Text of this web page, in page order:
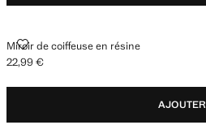
Miroir de coiffeuse en résine
MIROIR DE COIFFEUSE EN RÉSINE
Prix actuel [22,99 € ]
22,99 €
AJOUTER